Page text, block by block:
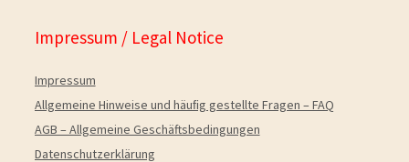
Impressum / Legal Notice
Impressum
Allgemeine Hinweise und häuﬁg gestellte Fragen – FAQ
AGB – Allgemeine Geschäftsbedingungen
Datenschutzerklärung